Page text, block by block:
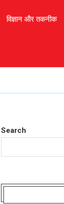
विज्ञान और तकनीक
Search